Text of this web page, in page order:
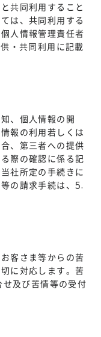
共同利用すること
は、共同利用する
人情報管理責任者
・共同利用に記載
、個人情報の開
報の利用若しくは
、第三者への提供
際の確認に係る記
社所定の手続きに
の請求手続は、5.
客さま等からの苦
に対応します。苦
及び苦情等の受付